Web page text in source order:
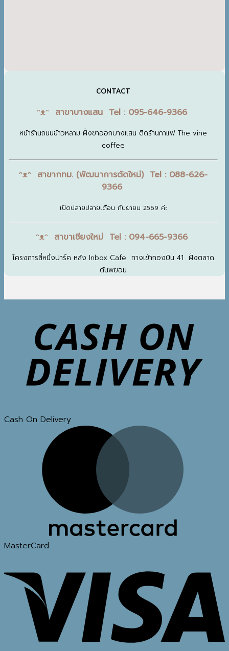
CONTACT
ᵔᴥᵔ สาขาบางแสน Tel : 095-646-9366
หน้าร้านถนนข้าวหลาม ฝั่งขาออกบางแสน ติดร้านกาแฟ The vine
coffee
ᵔᴥᵔ สาขากทม. (พัฒนาการตัดใหม่) Tel : 088-626-
9366
เปิดปลายปลายเดือน กันยายน 2569 ค่ะ
ᵔᴥᵔ สาขาเชียงใหม่ Tel : 094-665-9366
โครงการสี่หนึ่งปาร์ค หลัง Inbox Cafe ทางเข้ากองบิน 41 ฝั่งตลาด
ต้นพยอม
Cash On Delivery
MasterCard